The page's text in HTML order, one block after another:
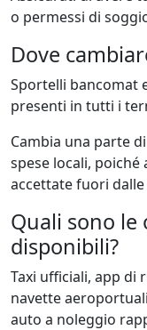
o permessi di
Dove
Sportelli bancomat
presenti in tutti i
Cambia una parte
spese locali,
accettate fuori
Quali sono
disponibili?
Taxi ufficiali, app di
navette
auto a noleggio